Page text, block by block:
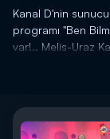
Kanal D'nin
programı "Ben
var!.. Melis-Uraz
Ben Bilmem
saat 20:00'de